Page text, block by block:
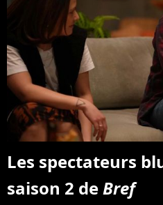
Les spectateurs
saison 2 de Bref